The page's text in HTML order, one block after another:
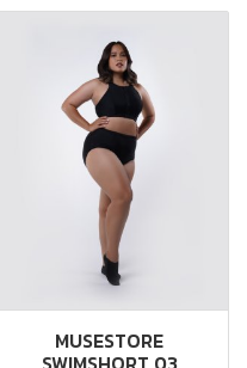
MUSESTORE